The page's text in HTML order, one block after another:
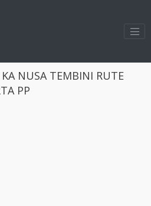
NUSA TEMBINI RUTE
PP